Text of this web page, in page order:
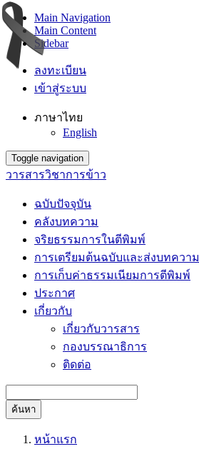
Main Navigation
Main Content
Sidebar
ลงทะเบียน
เข้าสู่ระบบ
ภาษาไทย
English
Toggle navigation
วารสารวิชาการข้าว
ฉบับปัจจุบัน
คลังบทความ
จริยธรรมการในตีพิมพ์
การเตรียมต้นฉบับและส่งบทความ
การเก็บค่าธรรมเนียมการตีพิมพ์
ประกาศ
เกี่ยวกับ
เกี่ยวกับวารสาร
กองบรรณาธิการ
ติดต่อ
ค้นหา
หน้าแรก